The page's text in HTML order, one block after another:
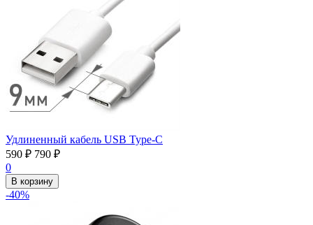
Удлиненный кабель USB Type-C
590 ₽ 790 ₽
0
В корзину
-40%